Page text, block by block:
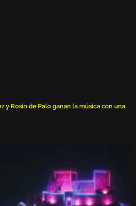
y Rosin de Palo ganan la música con una